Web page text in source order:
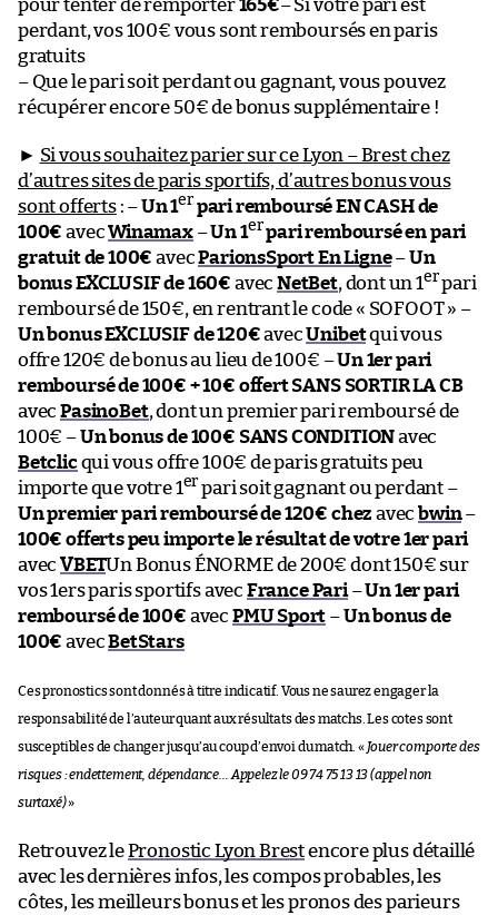
pour tenter de remporter165€– Si votre pari est
perdant, vos 100€ vous sont remboursés en paris
gratuits
– Que le pari soit perdant ou gagnant, vous pouvez
récupérer encore 50€ de bonus supplémentaire !
► Si vous souhaitez parier sur ce Lyon – Brest chez
d’autres sites de paris sportifs, d’autres bonus vous
sont offerts: –Un 1er pari remboursé EN CASH de
100€ avecWinamax–Un 1erpari remboursé en pari
gratuit de 100€ avecParionsSport En Ligne–Un
bonus EXCLUSIF de 160€ avec NetBet, dont un 1erpari
remboursé de 150€, en rentrant le code « SOFOOT » –
Un bonus EXCLUSIF de 120€avecUnibetqui vous
offre 120€ de bonus au lieu de 100€ –Un 1er pari
remboursé de 100€ + 10€ offert SANS SORTIR LA CB
avecPasinoBet, dont un premier pari remboursé de
100€ –Un bonus de 100€ SANS CONDITIONavec
Betclicqui vous offre 100€ de paris gratuits peu
importe que votre 1er pari soit gagnant ou perdant –
Un premier pari remboursé de 120€ chez avecbwin–
100€ offerts peu importe le résultat de votre 1er pari
avecVBETUn Bonus ÉNORME de 200€ dont 150€ sur
vos 1ers paris sportifs avec France Pari–Un 1er pari
remboursé de 100€ avec PMU Sport –Un bonus de
100€ avecBetStars
Ces pronostics sont donnés à titre indicatif. Vous ne saurez engager la
responsabilité de l’auteur quant aux résultats des matchs. Les cotes sont
susceptibles de changer jusqu’au coup d’envoi du match. « Jouer comporte des
risques : endettement, dépendance… Appelez le 09 74 75 13 13 (appel non
surtaxé)»
Retrouvez lePronostic Lyon Brestencore plus détaillé
avec les dernières infos, les compos probables, les
côtes, les meilleurs bonus et les pronos des parieurs